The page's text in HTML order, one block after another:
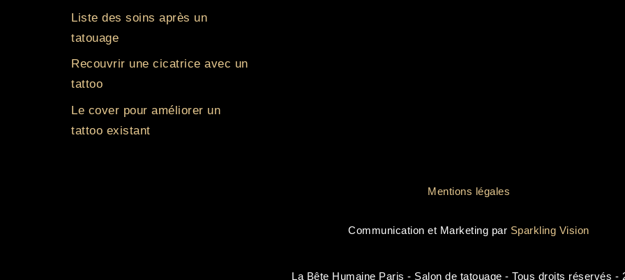
Liste des soins après un
tatouage
Recouvrir une cicatrice avec un
tattoo
Le cover pour améliorer un
tattoo existant
Mentions légales
Communication et Marketing par Sparkling Vision
La Bête Humaine Paris - Salon de tatouage - Tous droits réservés -